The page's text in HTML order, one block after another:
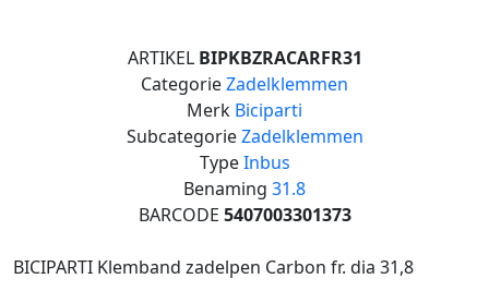
ARTIKEL BIPKBZRACARFR31
CategorieZadelklemmen
Merk Biciparti
SubcategorieZadelklemmen
TypeInbus
Benaming 31.8
BARCODE 5407003301373
BICIPARTI Klemband zadelpen Carbon fr. dia 31,8